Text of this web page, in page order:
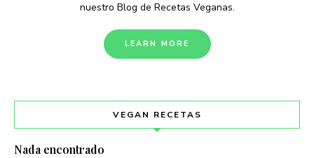
nuestro Blog de Recetas Veganas.
LEARN MORE
VEGAN RECETAS
Nada encontrado